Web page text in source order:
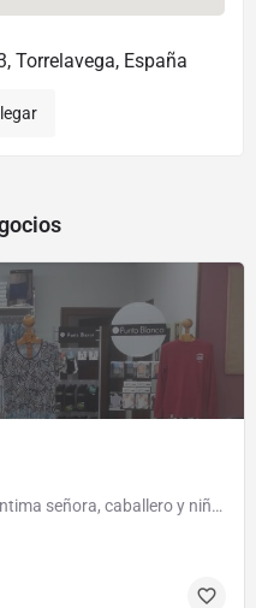
Torrelavega, España
Comercio especializado en Moda íntima señora, caballero y niños. También amplio muestrario en Mercería y…